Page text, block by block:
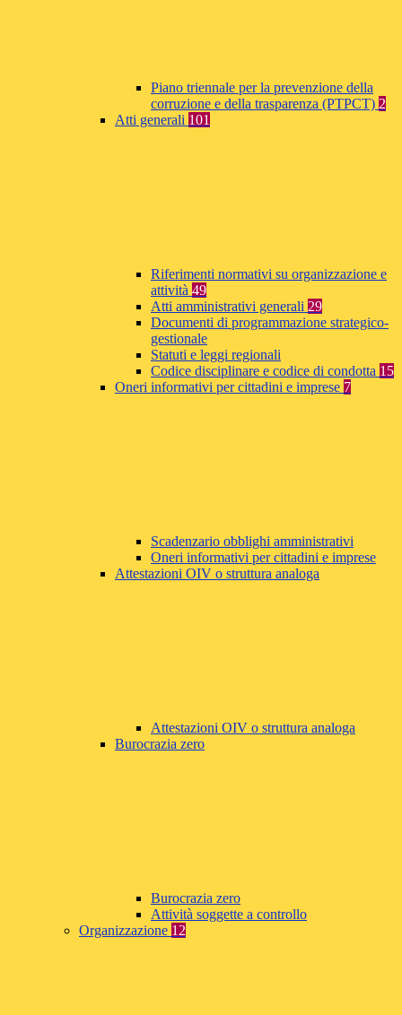
Piano triennale per la prevenzione della
corruzione e della trasparenza (PTPCT) 2
Atti generali 101
Riferimenti normativi su organizzazione e
attività 49
Atti amministrativi generali 29
Documenti di programmazione strategico-
gestionale
Statuti e leggi regionali
Codice disciplinare e codice di condotta 15
Oneri informativi per cittadini e imprese 7
Scadenzario obblighi amministrativi
Oneri informativi per cittadini e imprese
Attestazioni OIV o struttura analoga
Attestazioni OIV o struttura analoga
Burocrazia zero
Burocrazia zero
Attività soggette a controllo
Organizzazione 12